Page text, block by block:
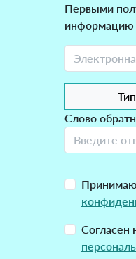
Первыми
информацию
Слово
Принимаю
Согласен